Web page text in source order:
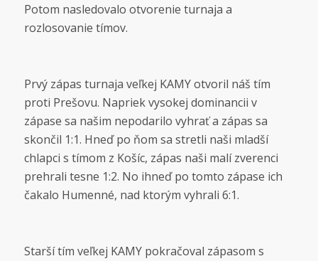
Potom nasledovalo otvorenie turnaja a
rozlosovanie tímov.
Prvý zápas turnaja veľkej KAMY otvoril náš tím
proti Prešovu. Napriek vysokej dominancii v
zápase sa našim nepodarilo vyhrať a zápas sa
skončil 1:1. Hneď po ňom sa stretli naši mladší
chlapci s tímom z Košíc, zápas naši malí zverenci
prehrali tesne 1:2. No ihneď po tomto zápase ich
čakalo Humenné, nad ktorým vyhrali 6:1.
Starší tím veľkej KAMY pokračoval zápasom s